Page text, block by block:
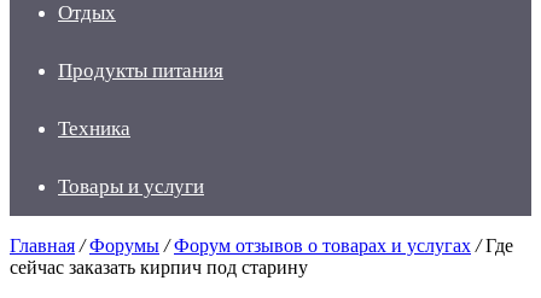
Отдых
Продукты питания
Техника
Товары и услуги
Главная / Форумы / Форум отзывов о товарах и услугах / Где
сейчас заказать кирпич под старину